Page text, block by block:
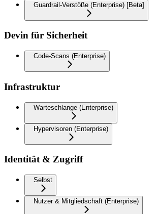
Guardrail-Verstöße (Enterprise) [Beta]
Devin für Sicherheit
Code-Scans (Enterprise)
Infrastruktur
Warteschlange (Enterprise)
Hypervisoren (Enterprise)
Identität & Zugriff
Selbst
Nutzer & Mitgliedschaft (Enterprise)